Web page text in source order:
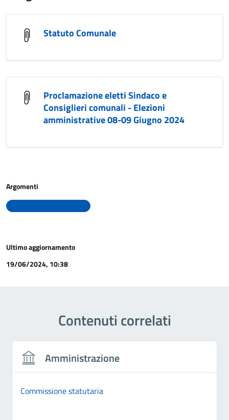
Statuto Comunale
Proclamazione eletti Sindaco e
Consiglieri comunali - Elezioni
amministrative 08-09 Giugno 2024
Argomenti
Ultimo aggiornamento
19/06/2024, 10:38
Contenuti correlati
Amministrazione
Commissione statutaria